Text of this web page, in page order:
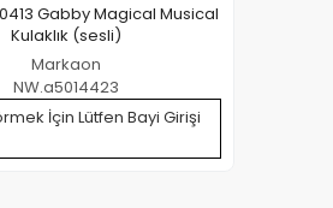
Gabby Magical Musical
Kulaklık (sesli)
Markaon
NW.a5014423
İçin Lütfen Bayi Girişi